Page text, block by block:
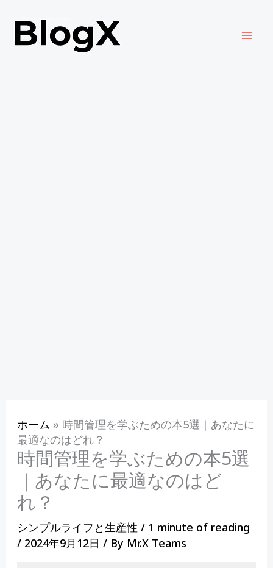
ス
ホーム » 時間管理を学ぶための本5選｜あなたに
最適なのはどれ？
時間管理を学ぶための本5選
｜あなたに最適なのはど
れ？
シンプルライフと生産性 / 1 minute of reading
/ 2024年9月12日 / By Mr.X Teams